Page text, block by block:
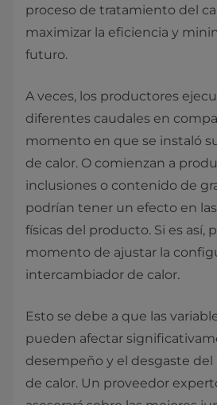
proceso de tratamiento del
maximizar la eficiencia y
futuro.
A veces, los productores
diferentes caudales en
momento en que se instaló
de calor. O comienzan a
inclusiones o contenido de
podrían tener un efecto en
físicas del producto. Si es así,
momento de ajustar la
intercambiador de calor.
Esto se debe a que las
pueden afectar
desempeño y el desgaste
de calor. Un proveedor